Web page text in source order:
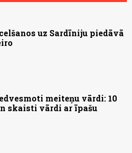
uz Sardīniju piedāvā
meiteņu vārdi: 10
skaisti vārdi ar īpašu